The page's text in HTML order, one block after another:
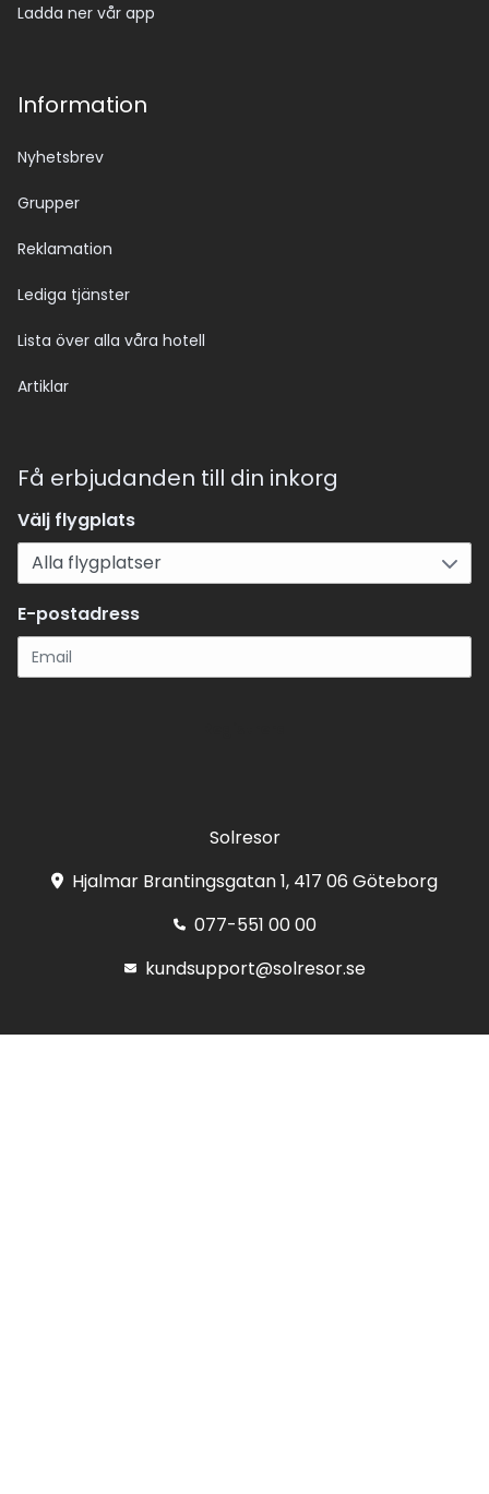
Ladda ner vår app
Information
Nyhetsbrev
Grupper
Reklamation
Lediga tjänster
Lista över alla våra hotell
Artiklar
Få erbjudanden till din inkorg
Välj flygplats
E-postadress
Solresor
Hjalmar Brantingsgatan 1, 417 06 Göteborg
077-551 00 00
kundsupport@solresor.se